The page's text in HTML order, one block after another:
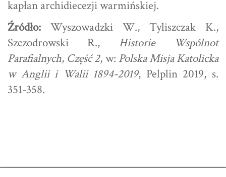
kapłan archidiecezji warmińskiej.
Źródło: Wyszowadzki W., Tyliszczak K.,
Szczodrowski R., Historie Wspólnot
Parafialnych, Część 2, w: Polska Misja Katolicka
w Anglii i Walii 1894-2019, Pelplin 2019, s.
351-358.